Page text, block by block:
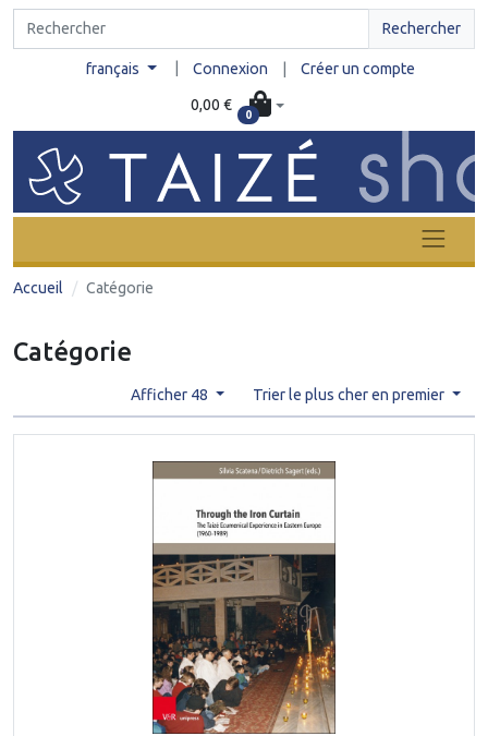
Rechercher
français Connexion Créer un compte
0,00 €
0
Accueil Catégorie
Catégorie
Afficher 48 Trier le plus cher en premier